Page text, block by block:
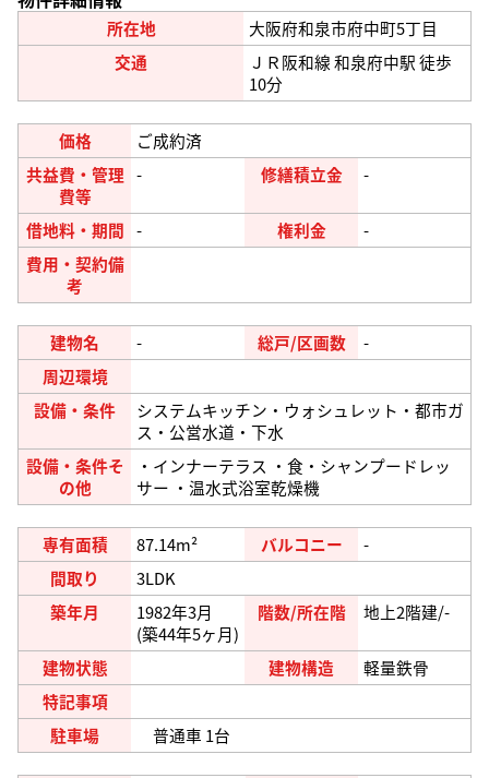
所在地
大阪府和泉市府中町5丁目
交通
ＪＲ阪和線 和泉府中駅 徒歩
10分
価格
ご成約済
共益費・管理
費等
- 修繕積立金 -
借地料・期間 - 権利金
-
費用・契約備
考
建物名 - 総戸/区画数
-
周辺環境
設備・条件
システムキッチン・ウォシュレット・都市ガ
ス・公営水道・下水
設備・条件そ
の他
・インナーテラス ・食・シャンプードレッ
サー ・温水式浴室乾燥機
専有面積 87.14m² バルコニー
-
間取り
3LDK
築年月
1982年3月
(築44年5ヶ月)
階数/所在階 地上2階建/-
建物状態 建物構造
軽量鉄骨
特記事項
駐車場
普通車 1台